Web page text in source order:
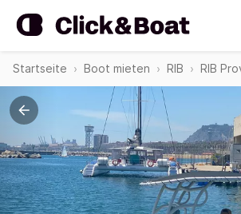
Startseite Boot mieten RIB RIB